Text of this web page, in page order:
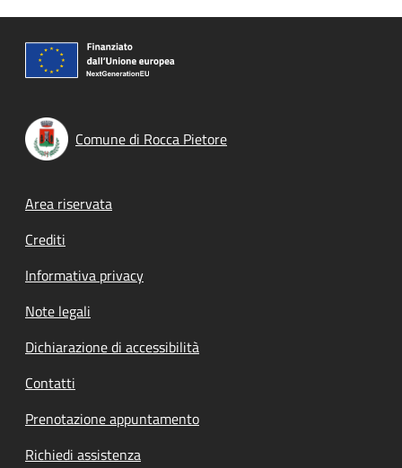
Comune di Rocca Pietore
Footer menu
Area riservata
Crediti
Informativa privacy
Note legali
Dichiarazione di accessibilità
Contatti
Prenotazione appuntamento
Richiedi assistenza